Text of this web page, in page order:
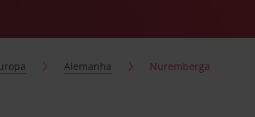
Alemanha Nuremberga